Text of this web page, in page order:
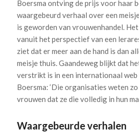
Boersma ontving de prijs voor haar
waargebeurd verhaal over een
is geworden van vrouwenhandel.
vanuit het perspectief van een
ziet dat er meer aan de hand is dan
meisje thuis. Gaandeweg blijkt dat
verstrikt is in een internationaal web
Boersma: ‘Die organisaties weten
vrouwen dat ze die volledig in hun
Waargebeurde verhalen